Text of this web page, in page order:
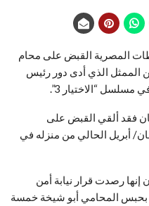
المصرية القبض على محام
الذي أدى دور رئيس
“الاختيار 3”.
فقد ألقي القبض على
نبيل أبو شيخة بتاريخ ١١ نيسان/ أبريل الحالي من منزله في
إنها رصدت قرار نيابة أمن
الدولة أول في ١٣ نيسان/ أبريل ٢٠٢٢ بحبس المحامي أبو شيخة خمسة